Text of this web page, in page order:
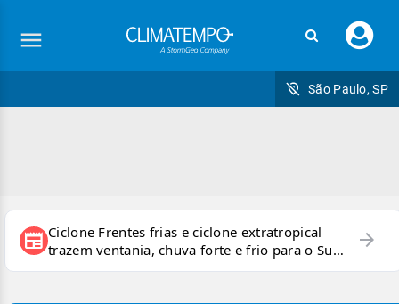
seu
São Paulo, SP
newspaper Ciclone Frentes frias e ciclone extratropical
trazem ventania, chuva forte e frio para o Sul
e Sudeste
arrow_forward